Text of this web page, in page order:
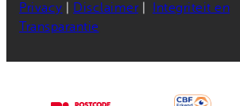
Privacy Disclaimer|
Integriteit en
Transparantie